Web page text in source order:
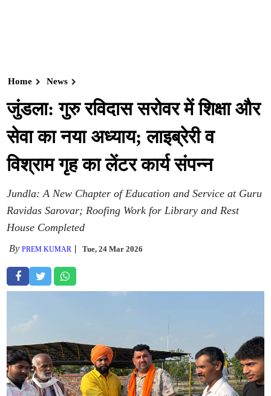
Home News
जुंडला: गुरु रविदास सरोवर में शिक्षा और
सेवा का नया अध्याय; लाइब्रेरी व
विश्राम गृह का लेंटर कार्य संपन्न
Jundla: A New Chapter of Education and Service at Guru
Ravidas Sarovar; Roofing Work for Library and Rest
House Completed
ByPREM KUMAR Tue, 24 Mar 2026